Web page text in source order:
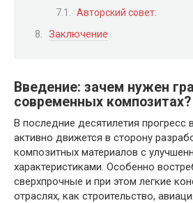
Авторский совет:
Заключение
Введение: зачем нужен
современных композитах?
В последние десятилетия прогресс
активно движется в сторону
композитных материалов с
характеристиками. Особенно
сверхпрочные и при этом легкие
отраслях, как строительство,